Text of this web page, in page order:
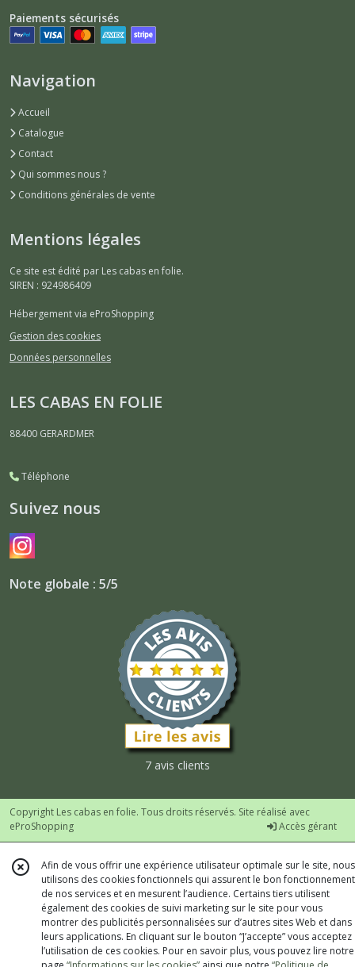
Paiements sécurisés
Navigation
Accueil
Catalogue
Contact
Qui sommes nous ?
Conditions générales de vente
Mentions légales
Ce site est édité par Les cabas en folie.
SIREN : 924986409
Hébergement via eProShopping
Gestion des cookies
Données personnelles
LES CABAS EN FOLIE
88400 GERARDMER
Téléphone
Suivez nous
Note globale : 5/5
7 avis clients
Copyright Les cabas en folie. Tous droits réservés. Site réalisé avec
eProShopping
Accès gérant
Afin de vous offrir une expérience utilisateur optimale sur le site, nous
utilisons des cookies fonctionnels qui assurent le bon fonctionnement
de nos services et en mesurent l’audience. Certains tiers utilisent
également des cookies de suivi marketing sur le site pour vous
montrer des publicités personnalisées sur d’autres sites Web et dans
leurs applications. En cliquant sur le bouton “J’accepte” vous acceptez
l’utilisation de ces cookies. Pour en savoir plus, vous pouvez lire notre